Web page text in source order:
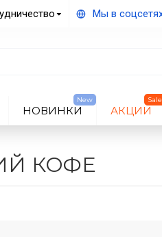
Мы в
НОВИНКИ
New
АКЦИИ
Sale
КОФЕ